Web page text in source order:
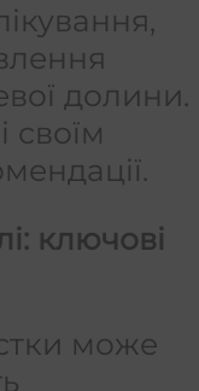
долини.
своїм
ключові
може